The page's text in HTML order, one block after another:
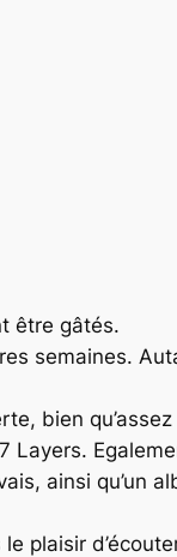
être gâtés.
semaines.
bien
7 Layers.
ainsi qu’un
plaisir